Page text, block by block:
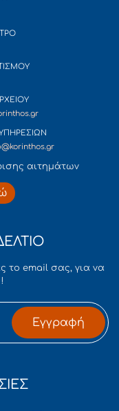
αιτημάτων
το email σας, για να
Εγγραφή